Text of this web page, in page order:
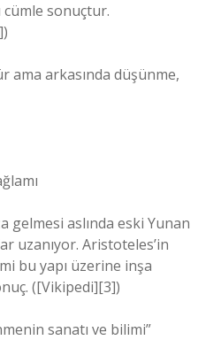
sonuçtur.
ama arkasında düşünme,
gelmesi aslında eski Yunan
uzanıyor. Aristoteles’in
bu yapı üzerine inşa
([Vikipedi][3])
sanatı ve bilimi”